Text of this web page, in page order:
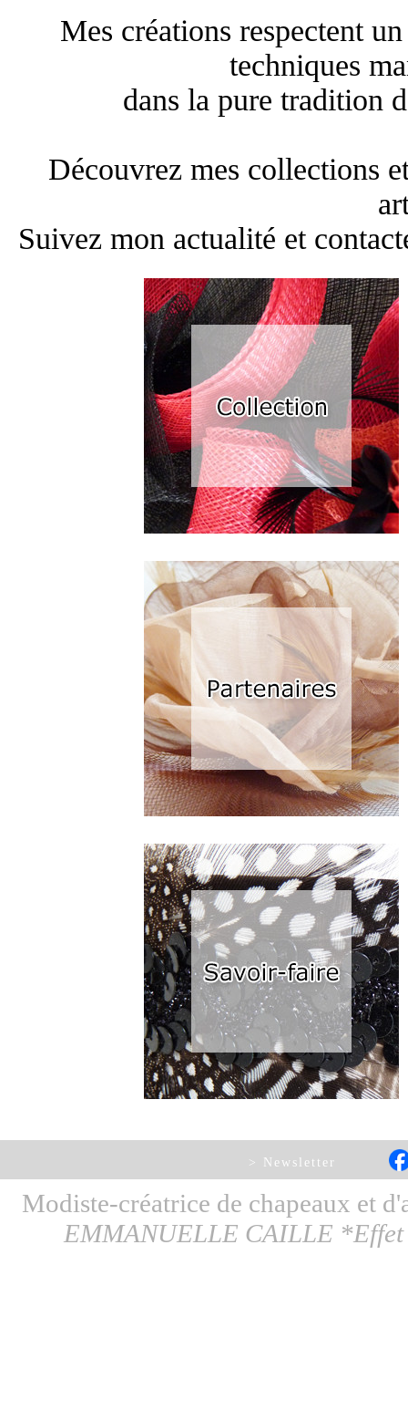
Mes créations respectent
techniques
dans la pure tradition
Découvrez mes collections
Suivez mon actualité et
> Newsletter
Modiste-créatrice de chapeaux et
EMMANUELLE CAILLE *Effet